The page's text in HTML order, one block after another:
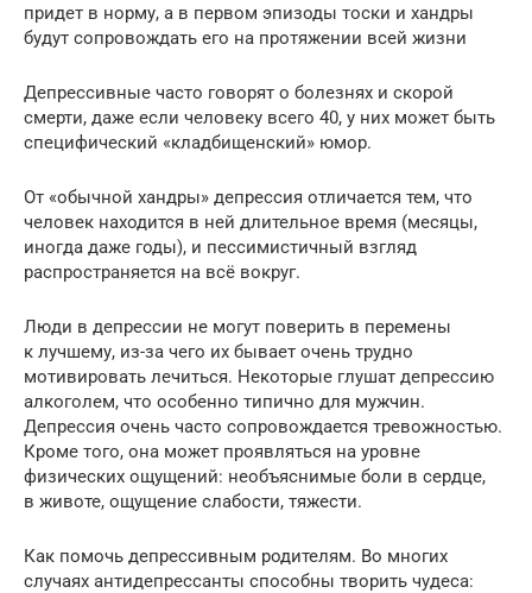
придет в норму, а в первом эпизоды тоски и хандры
будут сопровождать его на протяжении всей жизни
Депрессивные часто говорят о болезнях и скорой
смерти, даже если человеку всего 40, у них может быть
специфический «кладбищенский» юмор.
От «обычной хандры» депрессия отличается тем, что
человек находится в ней длительное время (месяцы,
иногда даже годы), и пессимистичный взгляд
распространяется на всё вокруг.
Люди в депрессии не могут поверить в перемены
к лучшему, из-за чего их бывает очень трудно
мотивировать лечиться. Некоторые глушат депрессию
алкоголем, что особенно типично для мужчин.
Депрессия очень часто сопровождается тревожностью.
Кроме того, она может проявляться на уровне
физических ощущений: необъяснимые боли в сердце,
в животе, ощущение слабости, тяжести.
Как помочь депрессивным родителям. Во многих
случаях антидепрессанты способны творить чудеса: